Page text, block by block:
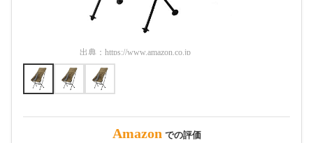
出典： https://www.amazon.co.jp
Amazon での評価